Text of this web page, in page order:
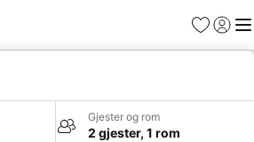
Favoritter
Logg
Gjester og rom
2 gjester, 1 rom